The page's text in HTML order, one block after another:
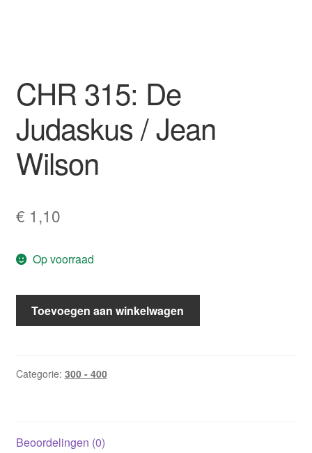
CHR 315: De
Judaskus / Jean
Wilson
€ 1,10
Op voorraad
CHR
315:
/
Toevoegen aan winkelwagen
Categorie: 300 - 400
Beoordelingen (0)